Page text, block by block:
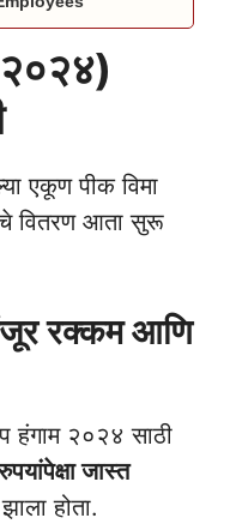
एकूण पीक विमा
वितरण आता सुरू
रक्कम आणि
हंगाम २०२४ साठी
जास्त
होता.